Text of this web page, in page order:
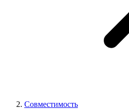
Совместимость